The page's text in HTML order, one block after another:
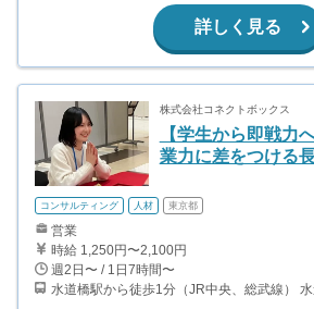
詳しく見る
株式会社コネクトボックス
【学生から即戦力
業力に差をつける
コンサルティング 人材 東京都
営業
時給 1,250円〜2,100円
週2日〜 / 1日7時間〜